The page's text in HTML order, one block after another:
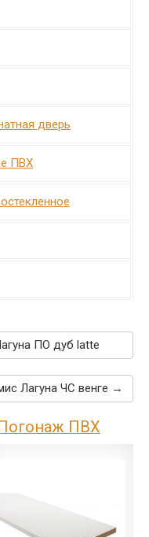
дверь
ПВХ
ПО дуб latte
Лагуна ЧС венге →
ПВХ